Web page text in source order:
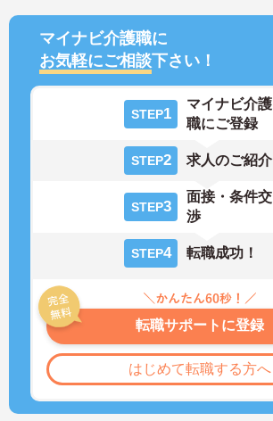
マイナビ介護職に
お気軽にご相談下さい！
STEP1
マイナビ介護
職にご登録
STEP2 求人のご紹介
STEP3
面接・条件交
渉
STEP4 転職成功！
転職サポートに登録
はじめて転職する方へ